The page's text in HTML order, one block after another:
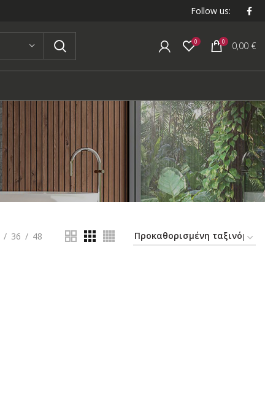
Follow us:
0 0 0,00 €
36 48